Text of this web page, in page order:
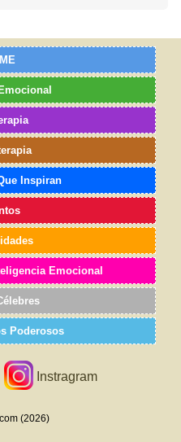
Inspiran
Emocional
Poderosos
Instragram
(2026)